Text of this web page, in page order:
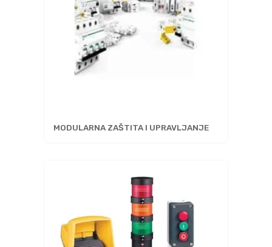
MODULARNA ZAŠTITA I UPRAVLJANJE